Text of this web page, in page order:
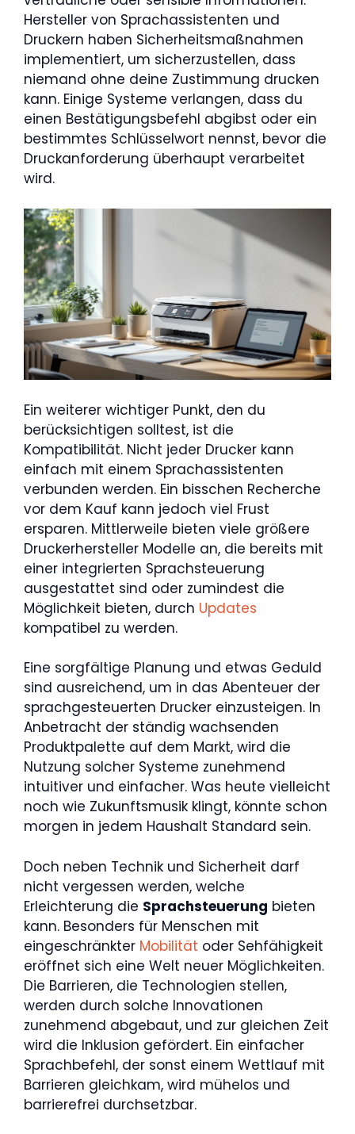
Hersteller von Sprachassistenten und
Druckern haben Sicherheitsmaßnahmen
implementiert, um sicherzustellen, dass
niemand ohne deine Zustimmung drucken
kann. Einige Systeme verlangen, dass du
einen Bestätigungsbefehl abgibst oder ein
bestimmtes Schlüsselwort nennst, bevor die
Druckanforderung überhaupt verarbeitet
wird.
Ein weiterer wichtiger Punkt, den du
berücksichtigen solltest, ist die
Kompatibilität. Nicht jeder Drucker kann
einfach mit einem Sprachassistenten
verbunden werden. Ein bisschen Recherche
vor dem Kauf kann jedoch viel Frust
ersparen. Mittlerweile bieten viele größere
Druckerhersteller Modelle an, die bereits mit
einer integrierten Sprachsteuerung
ausgestattet sind oder zumindest die
Möglichkeit bieten, durch Updates
kompatibel zu werden.
Eine sorgfältige Planung und etwas Geduld
sind ausreichend, um in das Abenteuer der
sprachgesteuerten Drucker einzusteigen. In
Anbetracht der ständig wachsenden
Produktpalette auf dem Markt, wird die
Nutzung solcher Systeme zunehmend
intuitiver und einfacher. Was heute vielleicht
noch wie Zukunftsmusik klingt, könnte schon
morgen in jedem Haushalt Standard sein.
Doch neben Technik und Sicherheit darf
nicht vergessen werden, welche
Erleichterung die Sprachsteuerung bieten
kann. Besonders für Menschen mit
eingeschränkter Mobilität oder Sehfähigkeit
eröffnet sich eine Welt neuer Möglichkeiten.
Die Barrieren, die Technologien stellen,
werden durch solche Innovationen
zunehmend abgebaut, und zur gleichen Zeit
wird die Inklusion gefördert. Ein einfacher
Sprachbefehl, der sonst einem Wettlauf mit
Barrieren gleichkam, wird mühelos und
barrierefrei durchsetzbar.